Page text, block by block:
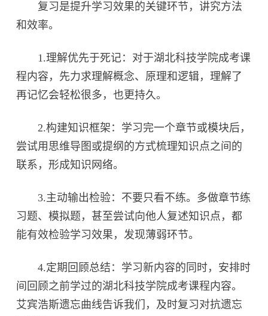
复习是提升学习效果的关键环节，讲究方法
和效率。
1.理解优先于死记：对于湖北科技学院成考课
程内容，先力求理解概念、原理和逻辑，理解了
再记忆会轻松很多，也更持久。
2.构建知识框架：学习完一个章节或模块后，
尝试用思维导图或提纲的方式梳理知识点之间的
联系，形成知识网络。
3.主动输出检验：不要只看不练。多做章节练
习题、模拟题，甚至尝试向他人复述知识点，都
能有效检验学习效果，发现薄弱环节。
4.定期回顾总结：学习新内容的同时，安排时
间回顾之前学过的湖北科技学院成考课程内容。
艾宾浩斯遗忘曲线告诉我们，及时复习对抗遗忘